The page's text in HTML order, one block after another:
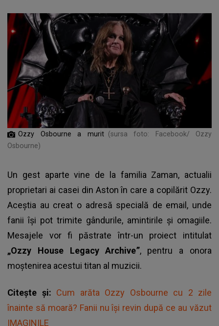
Ozzy Osbourne a murit (sursa foto: Facebook/ Ozzy
Osbourne)
Un gest aparte vine de la familia Zaman, actualii
proprietari ai casei din Aston în care a copilărit Ozzy.
Aceștia au creat o adresă specială de email, unde
fanii își pot trimite gândurile, amintirile și omagiile.
Mesajele vor fi păstrate într-un proiect intitulat
„Ozzy House Legacy Archive”, pentru a onora
moștenirea acestui titan al muzicii.
Citește și: Cum arăta Ozzy Osbourne cu 2 zile
înainte să moară? Fanii nu își revin după ce au văzut
IMAGINILE